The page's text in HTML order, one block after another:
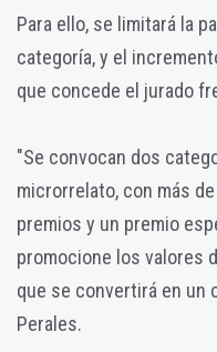
Para ello, se limitará la
categoría, y el
que concede el jurado
"Se convocan dos
microrrelato, con más
premios y un premio
promocione los valores
que se convertirá en un
Perales.